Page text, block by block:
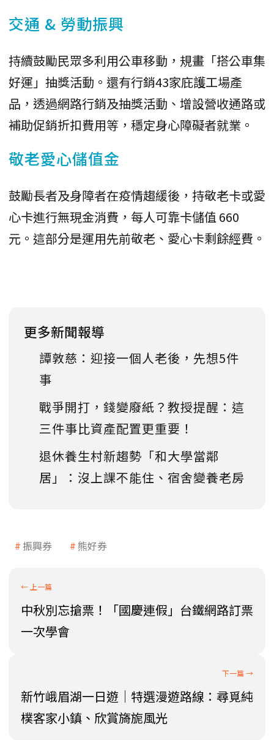
交通 & 勞動振興
持續鼓勵民眾多利用公車移動，規畫「搭公車集
好運」抽獎活動。還有行銷43家庇護工場產
品，透過網路行銷及抽獎活動、增設營收通路或
補助促銷折扣費用等，穩定身心障礙者就業。
敬老愛心儲值金
鼓勵長者及身障者在疫情趨緩後，持敬老卡或愛
心卡進行無現金消費，每人可靠卡儲值 660
元。這部分是運用先前敬老、愛心卡剩餘經費。
更多新聞報導
譚敦慈：迎接一個人老後，先想5件
事
戰爭開打，錢變廢紙？教授提醒：這
三件事比資產配置更重要！
退休養生村新趨勢「和大學當鄰
居」：沒上課不能住、宿舍變養老房
振興券 熊好券
中秋別忘搶票！「國慶連假」台鐵網路訂票
一次學會
新竹峨眉湖一日遊｜特選漫遊路線：尋覓純
樸客家小鎮、欣賞旖旎風光